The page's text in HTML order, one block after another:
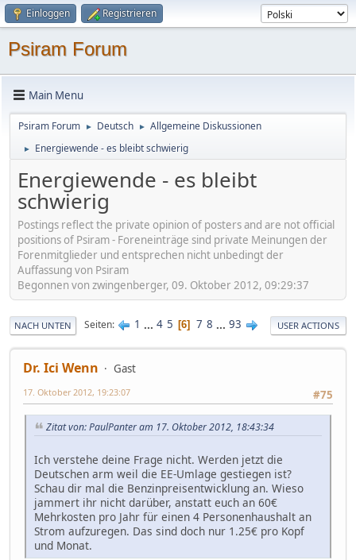
Einloggen Registrieren
Psiram Forum
Main Menu
Psiram Forum ► Deutsch ► Allgemeine Diskussionen
► Energiewende - es bleibt schwierig
Energiewende - es bleibt
schwierig
Postings reflect the private opinion of posters and are not official
positions of Psiram - Foreneinträge sind private Meinungen der
Forenmitglieder und entsprechen nicht unbedingt der
Auffassung von Psiram
Begonnen von zwingenberger, 09. Oktober 2012, 09:29:37
NACH UNTEN Seiten 1 ... 4 5 6 7 8 ... 93 USER ACTIONS
Dr. Ici Wenn
Gast
#75
17. Oktober 2012, 19:23:07
Zitat von: PaulPanter am 17. Oktober 2012, 18:43:34
Ich verstehe deine Frage nicht. Werden jetzt die
Deutschen arm weil die EE-Umlage gestiegen ist?
Schau dir mal die Benzinpreisentwicklung an. Wieso
jammert ihr nicht darüber, anstatt euch an 60€
Mehrkosten pro Jahr für einen 4 Personenhaushalt an
Strom aufzuregen. Das sind doch nur 1.25€ pro Kopf
und Monat.